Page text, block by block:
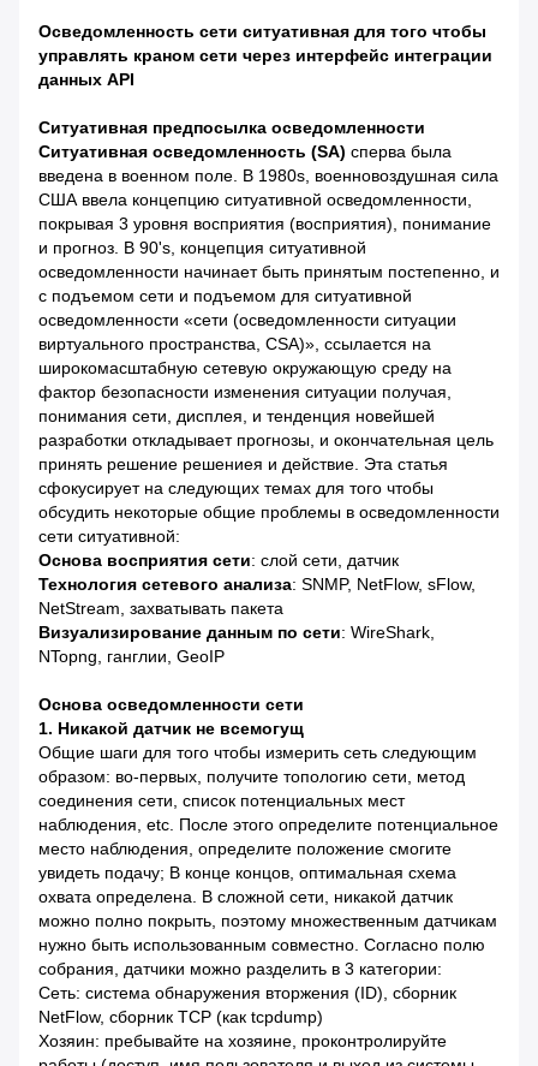
Осведомленность сети ситуативная для того чтобы
управлять краном сети через интерфейс интеграции
данных API
Ситуативная предпосылка осведомленности
Ситуативная осведомленность (SA) сперва была
введена в военном поле. В 1980s, военновоздушная сила
США ввела концепцию ситуативной осведомленности,
покрывая 3 уровня восприятия (восприятия), понимание
и прогноз. В 90's, концепция ситуативной
осведомленности начинает быть принятым постепенно, и
с подъемом сети и подъемом для ситуативной
осведомленности «сети (осведомленности ситуации
виртуального пространства, CSA)», ссылается на
широкомасштабную сетевую окружающую среду на
фактор безопасности изменения ситуации получая,
понимания сети, дисплея, и тенденция новейшей
разработки откладывает прогнозы, и окончательная цель
принять решение решениея и действие. Эта статья
сфокусирует на следующих темах для того чтобы
обсудить некоторые общие проблемы в осведомленности
сети ситуативной:
Основа восприятия сети: слой сети, датчик
Технология сетевого анализа: SNMP, NetFlow, sFlow,
NetStream, захватывать пакета
Визуализирование данным по сети: WireShark,
NTopng, ганглии, GeoIP
Основа осведомленности сети
1. Никакой датчик не всемогущ
Общие шаги для того чтобы измерить сеть следующим
образом: во-первых, получите топологию сети, метод
соединения сети, список потенциальных мест
наблюдения, etc. После этого определите потенциальное
место наблюдения, определите положение смогите
увидеть подачу; В конце концов, оптимальная схема
охвата определена. В сложной сети, никакой датчик
можно полно покрыть, поэтому множественным датчикам
нужно быть использованным совместно. Согласно полю
собрания, датчики можно разделить в 3 категории:
Сеть: система обнаружения вторжения (ID), сборник
NetFlow, сборник TCP (как tcpdump)
Хозяин: пребывайте на хозяине, проконтролируйте